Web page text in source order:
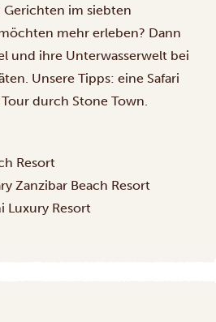
im siebten
mehr erleben? Dann
und ihre Unterwasserwelt bei
. Unsere Tipps: eine Safari
durch Stone Town.
Resort
Zanzibar Beach Resort
Luxury Resort